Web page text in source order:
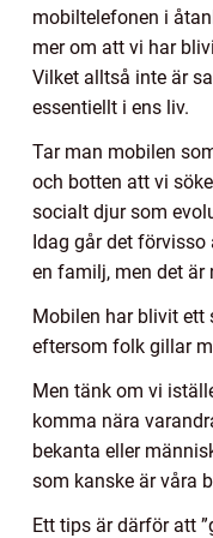
mobiltelefonen i
mer om att vi har
Vilket alltså inte är
essentiellt i ens liv.
Tar man mobilen
och botten att vi
socialt djur som
Idag går det förvisso
en familj, men det är
Mobilen har blivit ett
eftersom folk gillar
Men tänk om vi
komma nära
bekanta eller
som kanske är våra
Ett tips är därför att